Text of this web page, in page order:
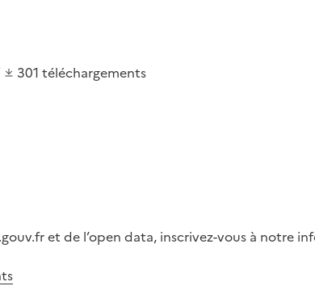
301 téléchargements
et de l’open data, inscrivez-vous à notre